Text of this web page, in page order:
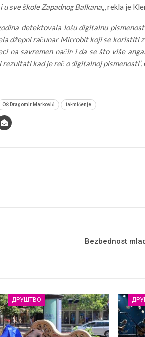
sve škole Zapadnog Balkana„, rekla je
detektovala lošu digitalnu
džepni računar Microbit koji se koristiti
na savremen način i da se što više
kad je reč o digitalnoj pismenosti
OŠ Dragomir Marković takmičenje
Bezbednost
ДРУШТВО